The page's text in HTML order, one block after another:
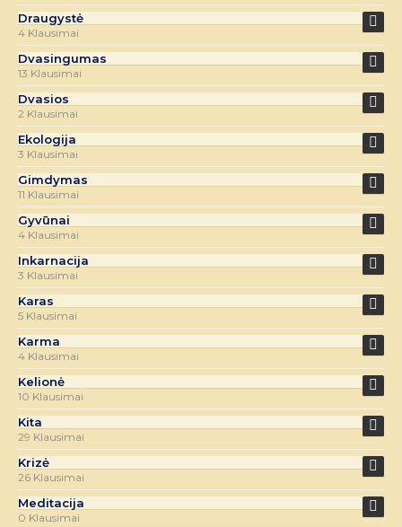
Draugystė
4 Klausimai
Dvasingumas
13 Klausimai
Dvasios
2 Klausimai
Ekologija
3 Klausimai
Gimdymas
11 Klausimai
Gyvūnai
4 Klausimai
Inkarnacija
3 Klausimai
Karas
5 Klausimai
Karma
4 Klausimai
Kelionė
10 Klausimai
Kita
29 Klausimai
Krizė
26 Klausimai
Meditacija
0 Klausimai